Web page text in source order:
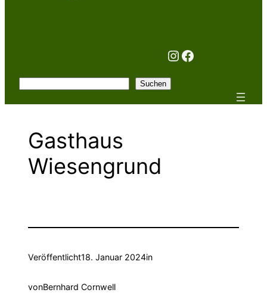
Instagram
Facebook
Suchen
Gasthaus
Wiesengrund
Veröffentlicht18. Januar 2024in
vonBernhard Cornwell